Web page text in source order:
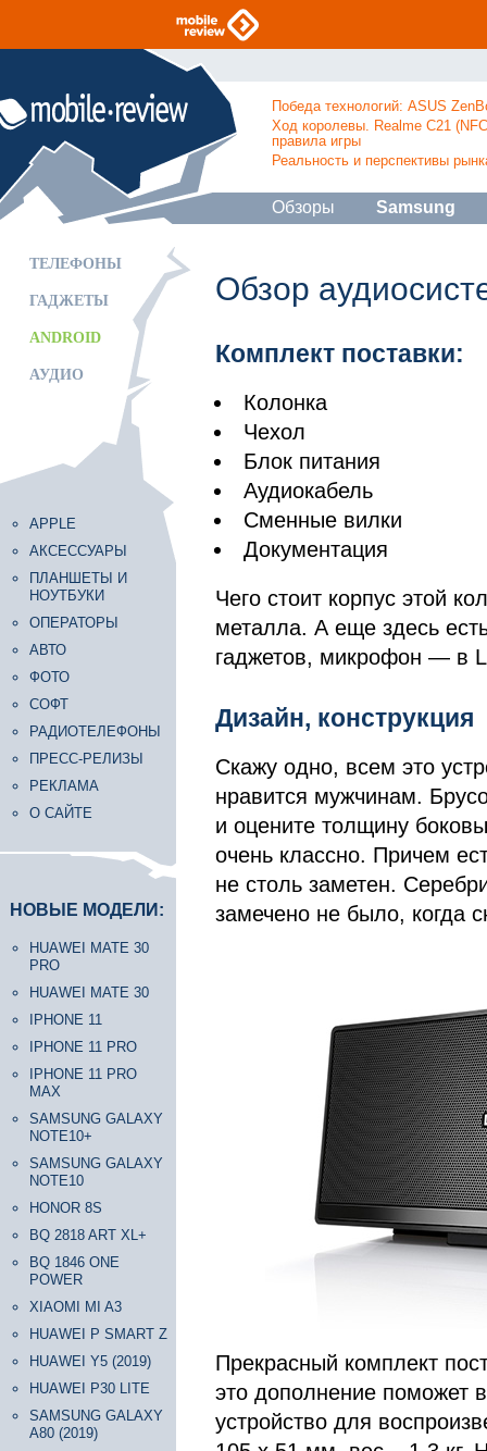
Победа технологий: ASUS
Ход королевы. Realme C21
правила игры
Реальность и перспективы
Обзоры Samsung
ТЕЛЕФОНЫ
ГАДЖЕТЫ
ANDROID
АУДИО
APPLE
АКСЕССУАРЫ
ПЛАНШЕТЫ И
НОУТБУКИ
ОПЕРАТОРЫ
АВТО
ФОТО
СОФТ
РАДИОТЕЛЕФОНЫ
ПРЕСС-РЕЛИЗЫ
РЕКЛАМА
О САЙТЕ
НОВЫЕ МОДЕЛИ:
HUAWEI MATE 30
PRO
HUAWEI MATE 30
IPHONE 11
IPHONE 11 PRO
IPHONE 11 PRO
MAX
SAMSUNG GALAXY
NOTE10+
SAMSUNG GALAXY
NOTE10
HONOR 8S
BQ 2818 ART XL+
BQ 1846 ONE
POWER
XIAOMI MI A3
HUAWEI P SMART Z
HUAWEI Y5 (2019)
HUAWEI P30 LITE
SAMSUNG GALAXY
A80 (2019)
Обзор
Комплект поставки:
Колонка
Чехол
Блок питания
Аудиокабель
Сменные вилки
Документация
Чего стоит корпус этой
металла. А еще здесь
гаджетов, микрофон — в
Дизайн, конструкция
Скажу одно, всем это
нравится мужчинам.
и оцените толщину
очень классно. Причем
не столь заметен.
замечено не было, когда
Прекрасный комплект
это дополнение поможет
устройство для